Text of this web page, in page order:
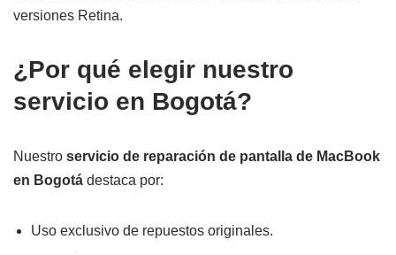
versiones Retina.
¿Por qué elegir nuestro
servicio en Bogotá?
Nuestro servicio de reparación de pantalla de MacBook
en Bogotá destaca por:
Uso exclusivo de repuestos originales.